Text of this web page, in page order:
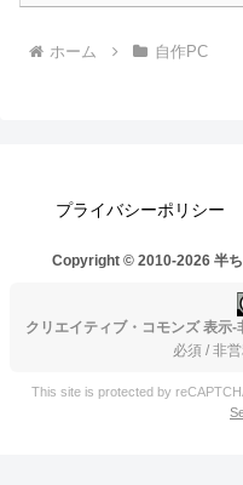
ホーム 自作PC
プライバシーポリシー
Copyright © 2010-2026 半
クリエイティブ・コモンズ 表示
必須 / 非
This site is protected by